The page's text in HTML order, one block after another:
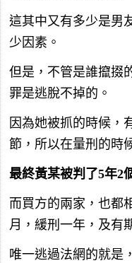
這其中又有多少是男
少因素。
但是，不管是誰攛掇
罪是逃脫不掉的。
因為她被抓的時候，
節，所以在量刑的時
最終黃某被判了5年2
而買方的兩家，也都
月，緩刑一年，及有
唯一逃過法網的就是